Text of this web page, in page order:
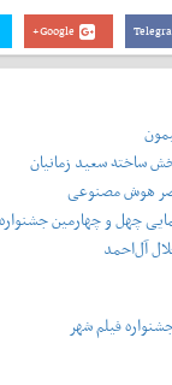
Google+
ساخته سعید زمانیان
هوش مصنوعی
چهل‌ و چهارمین جشنواره
آل‌‌احمد
فیلم شهر